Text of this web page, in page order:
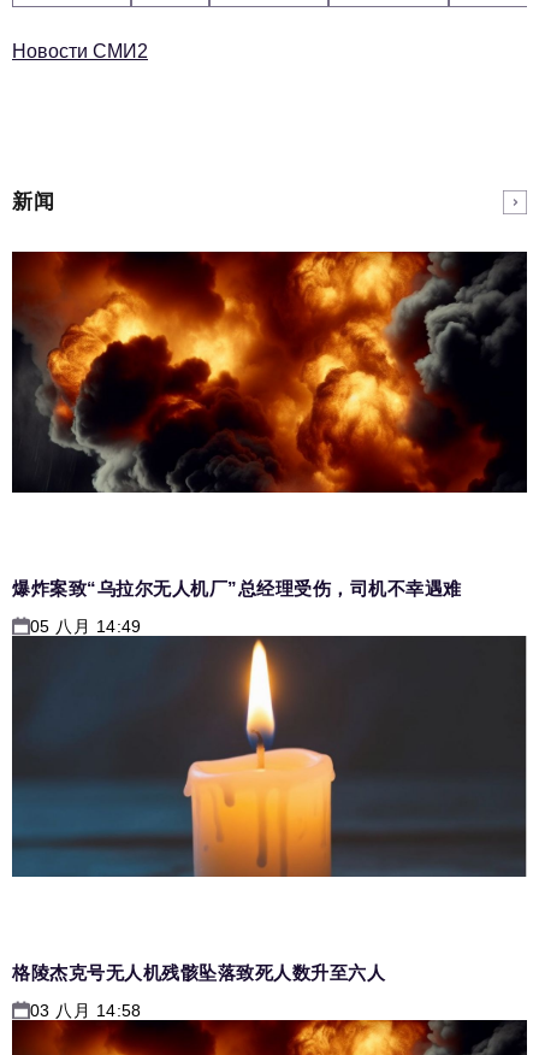
Новости СМИ2
新闻
爆炸案致“乌拉尔无人机厂”总经理受伤，司机不幸遇难
05 八月 14:49
格陵杰克号无人机残骸坠落致死人数升至六人
03 八月 14:58